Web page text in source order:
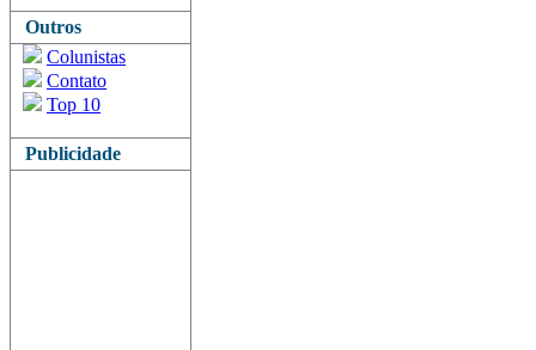
Outros
Colunistas
Contato
Top 10
Publicidade